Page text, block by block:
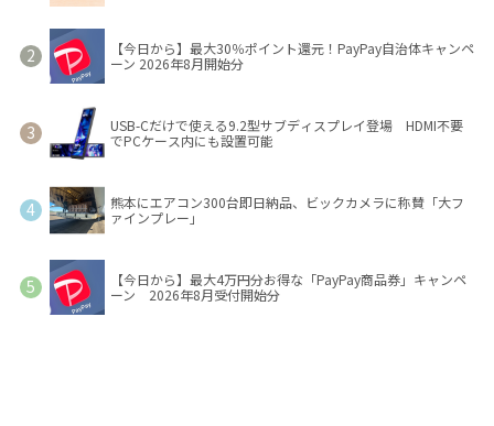
【今日から】最大30％ポイント還元！PayPay自治体キャンペ
ーン 2026年8月開始分
USB-Cだけで使える9.2型サブディスプレイ登場 HDMI不要
でPCケース内にも設置可能
熊本にエアコン300台即日納品、ビックカメラに称賛「大フ
ァインプレー」
【今日から】最大4万円分お得な「PayPay商品券」キャンペ
ーン 2026年8月受付開始分